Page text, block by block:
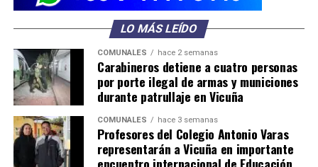
LO MÁS LEÍDO
COMUNALES hace 2 semanas
Carabineros detiene a cuatro personas
por porte ilegal de armas y municiones
durante patrullaje en Vicuña
COMUNALES hace 3 semanas
Profesores del Colegio Antonio Varas
representarán a Vicuña en importante